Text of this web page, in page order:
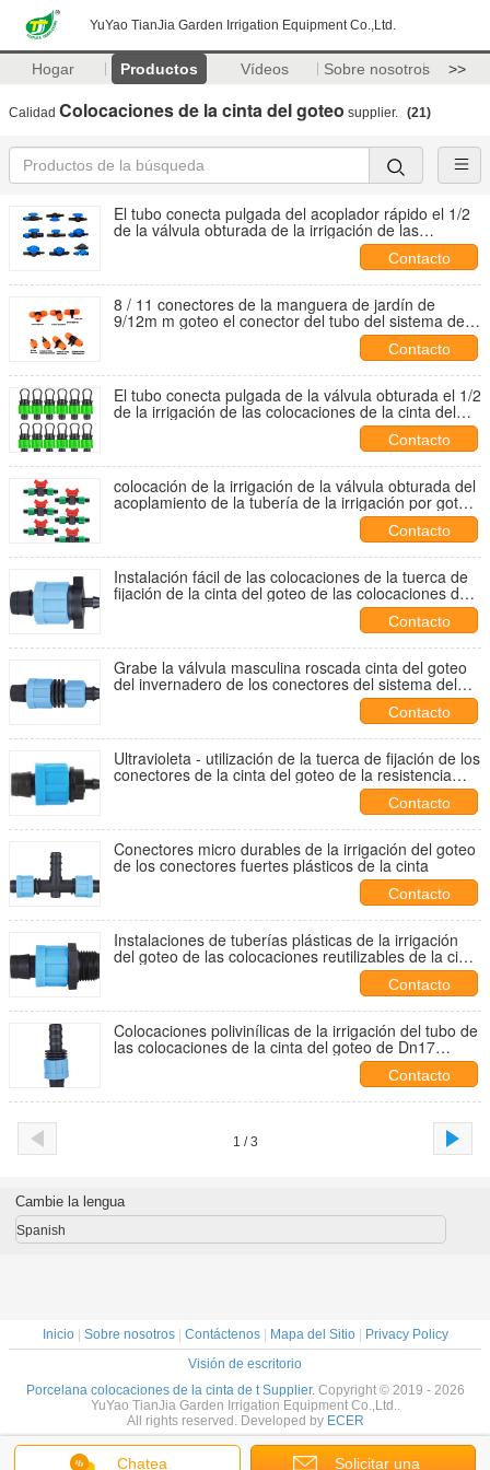
YuYao TianJia Garden Irrigation Equipment Co.,Ltd.
Hogar Productos Vídeos Sobre nosotros >>
Calidad Colocaciones de la cinta del goteo supplier. (21)
El tubo conecta pulgada del acoplador rápido el 1/2
de la válvula obturada de la irrigación de las
Contacto
8 / 11 conectores de la manguera de jardín de
9/12m m goteo el conector del tubo del sistema de la
Contacto
El tubo conecta pulgada de la válvula obturada el 1/2
de la irrigación de las colocaciones de la cinta del
Contacto
colocación de la irrigación de la válvula obturada del
acoplamiento de la tubería de la irrigación por goteo
Contacto
Instalación fácil de las colocaciones de la tuerca de
fijación de la cinta del goteo de las colocaciones de
Contacto
Grabe la válvula masculina roscada cinta del goteo
del invernadero de los conectores del sistema del
Contacto
Ultravioleta - utilización de la tuerca de fijación de los
conectores de la cinta del goteo de la resistencia
Contacto
Conectores micro durables de la irrigación del goteo
de los conectores fuertes plásticos de la cinta
Contacto
Instalaciones de tuberías plásticas de la irrigación
del goteo de las colocaciones reutilizables de la cinta
Contacto
Colocaciones polivinílicas de la irrigación del tubo de
las colocaciones de la cinta del goteo de Dn17
Contacto
1 / 3
Chatea Solicitar una
Cambie la lengua
Spanish
Inicio| Sobre nosotros| Contáctenos| Mapa del Sitio|
Privacy Policy
Visión de escritorio
Porcelana colocaciones de la cinta de t Supplier. Copyright © 2019 - 2026
YuYao TianJia Garden Irrigation Equipment Co.,Ltd..
All rights reserved. Developed by ECER